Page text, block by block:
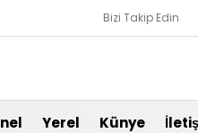
Bizi Takip Edin
Yerel Künye